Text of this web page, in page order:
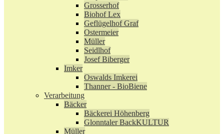
Grosserhof
Biohof Lex
Geflügelhof Graf
Ostermeier
Müller
Seidlhof
Josef Biberger
Imker
Oswalds Imkerei
Thanner - BioBiene
Verarbeitung
Bäcker
Bäckerei Höhenberg
Glonntaler BackKULTUR
Müller